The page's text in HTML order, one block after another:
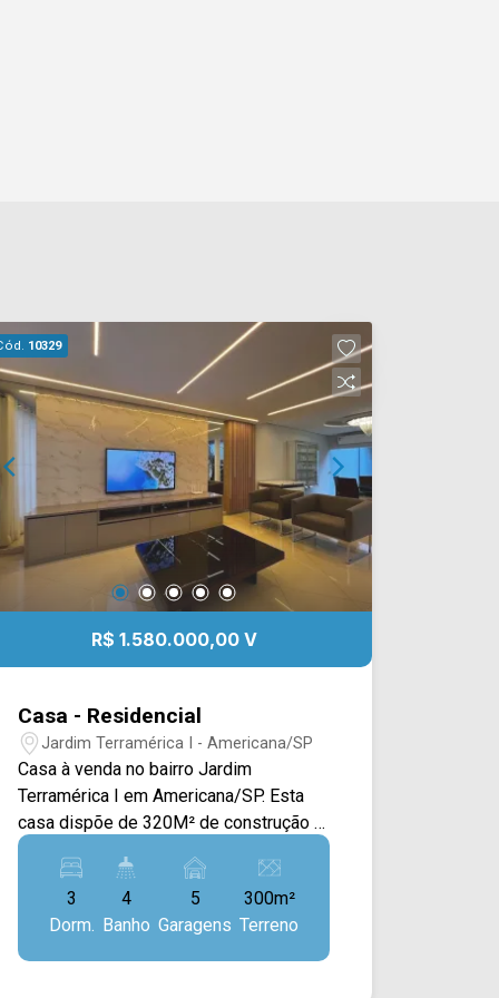
10329
R$ 1.580.000,00 V
Casa - Residencial
Jardim Terramérica I - Americana/SP
Casa à venda no bairro Jardim
Terramérica I em Americana/SP. Esta
casa dispõe de 320M² de construção e
300M² de terreno, possuindo ampla
sala de estar e de jantar integradas,
cozinha toda planejada e equipada, sala
de cinema com sistema anti-ruído no
andar superior, escritório separado da
3
Dorm.
4
Banho
5
Garagens
300m²
Terreno